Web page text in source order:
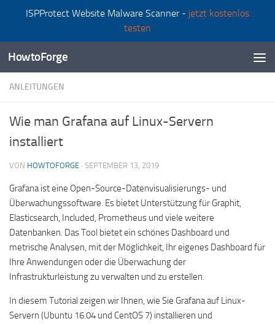
ISPProtect Website Malware Scanner - jetzt kostenlos
testen
Zum Inhalt springen
HowtoForge
ANLEITUNGEN
Wie man Grafana auf Linux-Servern
installiert
VON HOWTOFORGE · SEPTEMBER 13, 2019
Grafana ist eine Open-Source-Datenvisualisierungs- und
Überwachungssoftware. Es bietet Unterstützung für Graphit,
Elasticsearch, Included, Prometheus und viele weitere
Datenbanken. Das Tool bietet ein schönes Dashboard und
metrische Analysen, mit der Möglichkeit, Ihr eigenes Dashboard für
Ihre Anwendungen oder die Überwachung der
Infrastrukturleistung zu verwalten und zu erstellen.
In diesem Tutorial zeigen wir Ihnen, wie Sie Grafana auf Linux-
Servern (Ubuntu 16.04 und CentOS 7) installieren und